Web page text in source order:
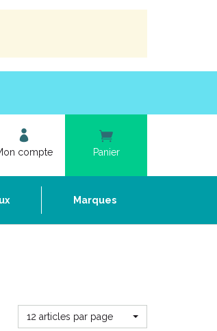
compte Panier
Marques
12 articles par page